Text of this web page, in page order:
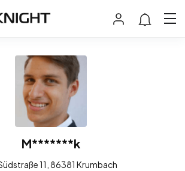
M*******k
11, 86381 Krumbach